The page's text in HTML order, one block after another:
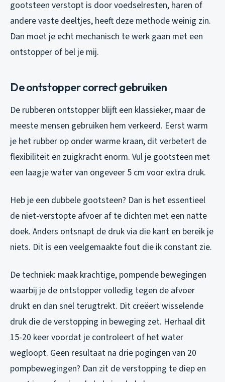
gootsteen verstopt is door voedselresten, haren of
andere vaste deeltjes, heeft deze methode weinig zin.
Dan moet je echt mechanisch te werk gaan met een
ontstopper of bel je mij.
De ontstopper correct gebruiken
De rubberen ontstopper blijft een klassieker, maar de
meeste mensen gebruiken hem verkeerd. Eerst warm
je het rubber op onder warme kraan, dit verbetert de
flexibiliteit en zuigkracht enorm. Vul je gootsteen met
een laagje water van ongeveer 5 cm voor extra druk.
Heb je een dubbele gootsteen? Dan is het essentieel
de niet-verstopte afvoer af te dichten met een natte
doek. Anders ontsnapt de druk via die kant en bereik je
niets. Dit is een veelgemaakte fout die ik constant zie.
De techniek: maak krachtige, pompende bewegingen
waarbij je de ontstopper volledig tegen de afvoer
drukt en dan snel terugtrekt. Dit creëert wisselende
druk die de verstopping in beweging zet. Herhaal dit
15-20 keer voordat je controleert of het water
wegloopt. Geen resultaat na drie pogingen van 20
pompbewegingen? Dan zit de verstopping te diep en